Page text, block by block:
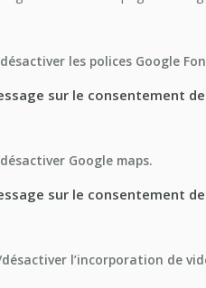
les polices Google
sur le consentement
Google maps.
sur le consentement
l’incorporation de